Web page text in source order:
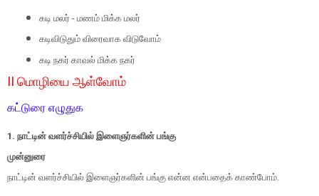
கடி மலர் - மணம் மிக்க மலர்
கடிவிடுதும் விரைவாக விடுவோம்
கடி நகர் காவல் மிக்க நகர்
II மொழியை ஆள்வோம்
கட்டுரை எழுதுக
1. நாட்டின் வளர்ச்சியில் இளைஞர்களின் பங்கு
முன்னுரை
நாட்டின் வளர்ச்சியில் இளைஞர்களின் பங்கு என்ன என்பதைக் காண்போம்.